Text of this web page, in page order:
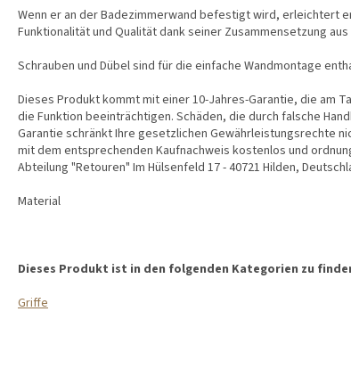
Wenn er an der Badezimmerwand befestigt wird, erleichtert
Funktionalität und Qualität dank seiner Zusammensetzung
Schrauben und Dübel sind für die einfache Wandmontage
Dieses Produkt kommt mit einer 10-Jahres-Garantie, die am
die Funktion beeinträchtigen. Schäden, die durch falsche
Garantie schränkt Ihre gesetzlichen Gewährleistungsrechte
mit dem entsprechenden Kaufnachweis kostenlos und
Abteilung "Retouren" Im Hülsenfeld 17 - 40721 Hilden,
Material
Dieses Produkt ist in den folgenden Kategorien zu
Griffe